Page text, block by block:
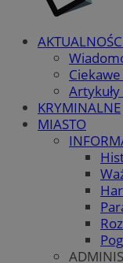
KRYMINALNE
MIASTO